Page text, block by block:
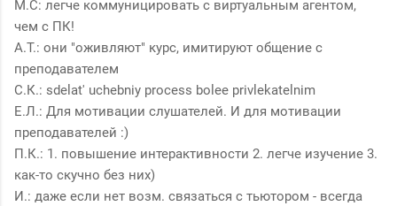
М.С: легче коммуницировать с виртуальным агентом,
чем с ПК!
А.Т.: они "оживляют" курс, имитируют общение с
преподавателем
С.К.: sdelat' uchebniy process bolee privlekatelnim
Е.Л.: Для мотивации слушателей. И для мотивации
преподавателей :)
П.К.: 1. повышение интерактивности 2. легче изучение 3.
как-то скучно без них)
И.: даже если нет возм. связаться с тьютором - всегда